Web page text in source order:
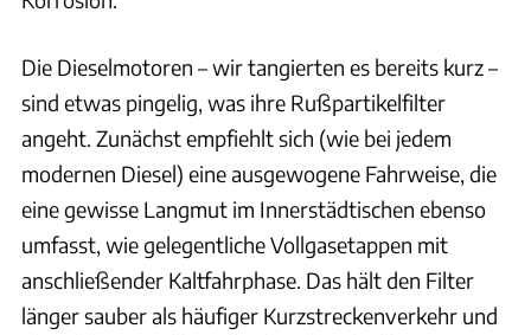
Die Dieselmotoren – wir tangierten es bereits kurz –
sind etwas pingelig, was ihre Rußpartikelfilter
angeht. Zunächst empfiehlt sich (wie bei jedem
modernen Diesel) eine ausgewogene Fahrweise, die
eine gewisse Langmut im Innerstädtischen ebenso
umfasst, wie gelegentliche Vollgasetappen mit
anschließender Kaltfahrphase. Das hält den Filter
länger sauber als häufiger Kurzstreckenverkehr und